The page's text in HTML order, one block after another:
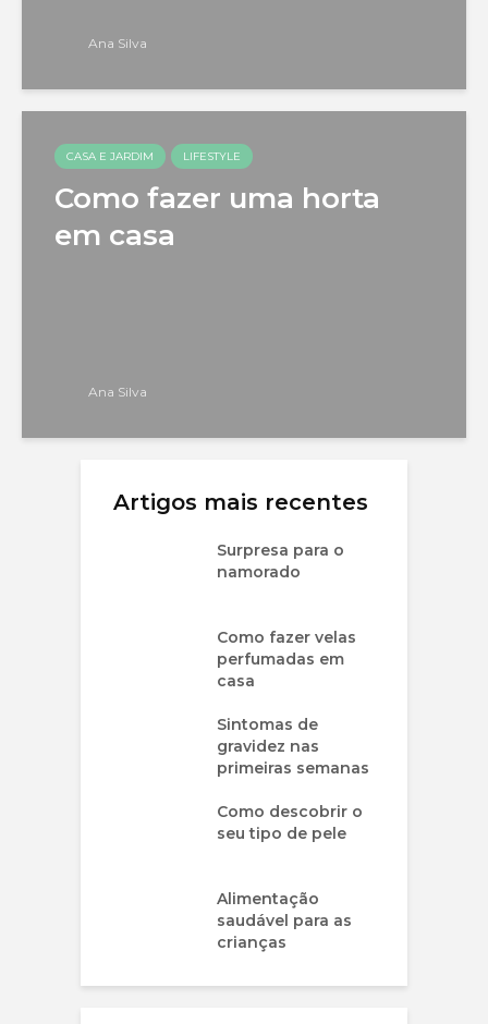
Ana Silva
CASA E JARDIM LIFESTYLE
Como fazer uma horta
em casa
Ana Silva
Artigos mais recentes
Surpresa para o
namorado
Como fazer velas
perfumadas em
casa
Sintomas de
gravidez nas
primeiras semanas
Como descobrir o
seu tipo de pele
Alimentação
saudável para as
crianças